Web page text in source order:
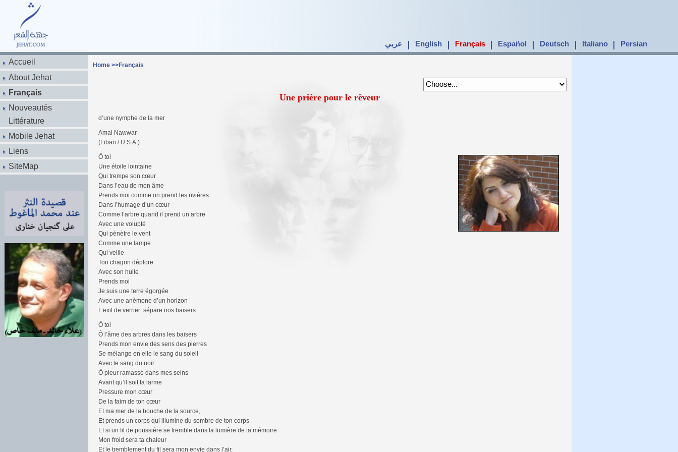
عربي English Français Español Deutsch Italiano Persian
Accueil
About Jehat
Français
Nouveautés
Littérature
Mobile Jehat
Liens
SiteMap
Home >>Français
Une prière pour le rêveur
d’une nymphe de la mer
Amal Nawwar
(Liban / U.S.A.)
Ô toi
Une étoile lointaine
Qui trempe son cœur
Dans l’eau de mon âme
Prends moi comme on prend les rivières
Dans l’humage d’un cœur
Comme l’arbre quand il prend un arbre
Avec une volupté
Qui pénètre le vent
Comme une lampe
Qui veille
Ton chagrin déplore
Avec son huile
Prends moi
Je suis une terre égorgée
Avec une anémone d’un horizon
L’exil de verrier sépare nos baisers.
Ô toi
Ô l’âme des arbres dans les baisers
Prends mon envie des sens des pierres
Se mélange en elle le sang du soleil
Avec le sang du noir
Ô pleur ramassé dans mes seins
Avant qu’il soit ta larme
Pressure mon cœur
De la faim de ton cœur
Et ma mer de la bouche de la source,
Et prends un corps qui illumine du sombre de ton corps
Et si un fil de poussière se tremble dans la lumière de ta mémoire
Mon froid sera ta chaleur
Et le tremblement du fil sera mon envie dans l’air.